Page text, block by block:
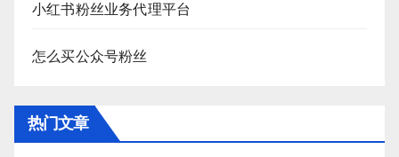
小红书粉丝业务代理平台
怎么买公众号粉丝
热门文章